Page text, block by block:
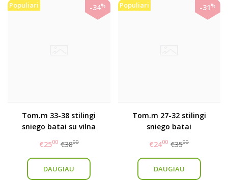
Populiari -34%
Tom.m 33-38 stilingi
sniego batai su vilna
€2500 €3800
DAUGIAU
Populiari -31 %
Tom.m 27-32 stilingi
sniego batai
€2400 €3500
DAUGIAU